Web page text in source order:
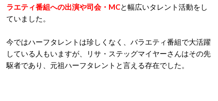
ラエティ番組への出演や司会・MCと幅広いタレント活動をし
ていました。
今ではハーフタレントは珍しくなく、バラエティ番組で大活躍
している人もいますが、リサ・ステッグマイヤーさんはその先
駆者であり、元祖ハーフタレントと言える存在でした。